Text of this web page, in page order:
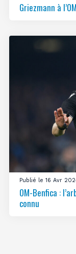
Griezmann à
Publié le 16 Avr
OM-Benfica :
connu